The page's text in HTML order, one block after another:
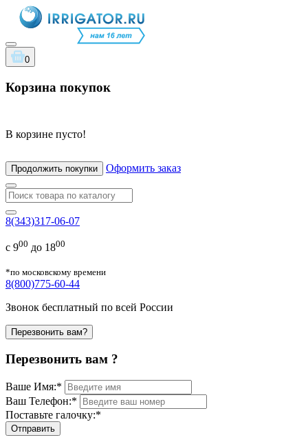
0
Корзина покупок
В корзине пусто!
Продолжить покупки Оформить заказ
8(343)317-06-07
с 900 до 1800
*по московскому времени
8(800)775-60-44
Звонок бесплатный по всей России
Перезвонить вам?
Перезвонить вам ?
Ваше Имя:*
Ваш Телефон:*
Поставьте галочку:*
Отправить